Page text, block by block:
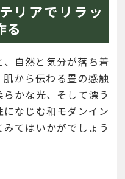
リアでリラッ
る
自然と気分が落ち着
から伝わる畳の感触
かな光、そして漂う
なじむ和モダンイン
てはいかがでしょう